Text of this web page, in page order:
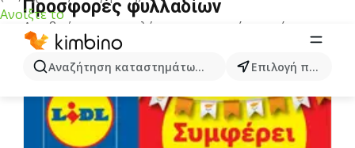
Ανοίξτε το
Αναζήτηση καταστημάτων, κατηγοριών, προϊόντων...
Επιλογή πόλης
Προσφορές φυλλαδίων
Δεν βρήκαμε αποτελέσματα για αυτόν τον όρο.
Άλλα φυλλάδια από την κατηγορία